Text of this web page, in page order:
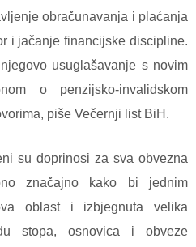
obračunavanja i plaćanja
i jačanje financijske discipline.
usuglašavanje s novim
o penzijsko-invalidskom
piše Večernji list BiH.
su doprinosi za sva obvezna
značajno kako bi jednim
oblast i izbjegnuta velika
stopa, osnovica i obveze